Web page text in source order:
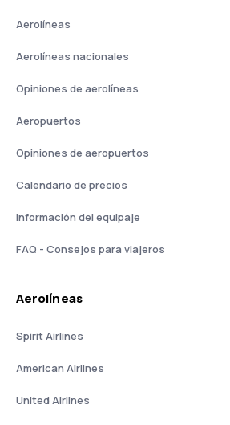
Aerolíneas
Aerolíneas nacionales
Opiniones de aerolíneas
Aeropuertos
Opiniones de aeropuertos
Calendario de precios
Información del equipaje
FAQ - Consejos para viajeros
Aerolíneas
Spirit Airlines
American Airlines
United Airlines